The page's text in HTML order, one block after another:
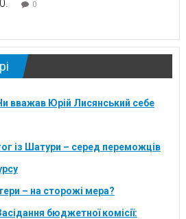
0
вважав Юрій Лисянський себе
із Шатури – серед переможців
– на сторожі мера?
бюджетної комісії: